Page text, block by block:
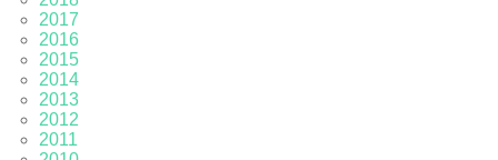
2017
2016
2015
2014
2013
2012
2011